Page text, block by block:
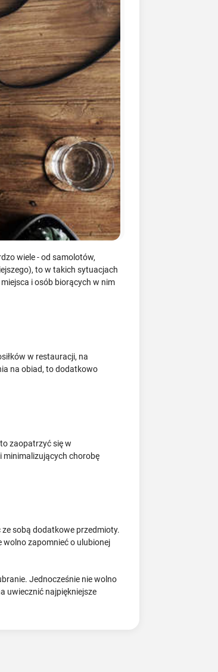
wiele - od samolotów,
to w takich sytuacjach
i osób biorących w nim
w restauracji, na
na obiad, to dodatkowo
zaopatrzyć się w
minimalizujących chorobę
sobą dodatkowe przedmioty.
wolno zapomnieć o ulubionej
Jednocześnie nie wolno
uwiecznić najpiękniejsze